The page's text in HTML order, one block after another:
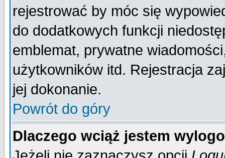
rejestrować by móc się
do dodatkowych funkcji
emblemat, prywatne
użytkowników itd. Rejestracja
jej dokonanie.
Powrót do góry
Dlaczego wciąż jestem